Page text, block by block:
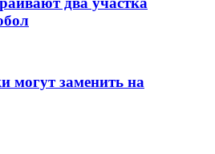
могут заменить на